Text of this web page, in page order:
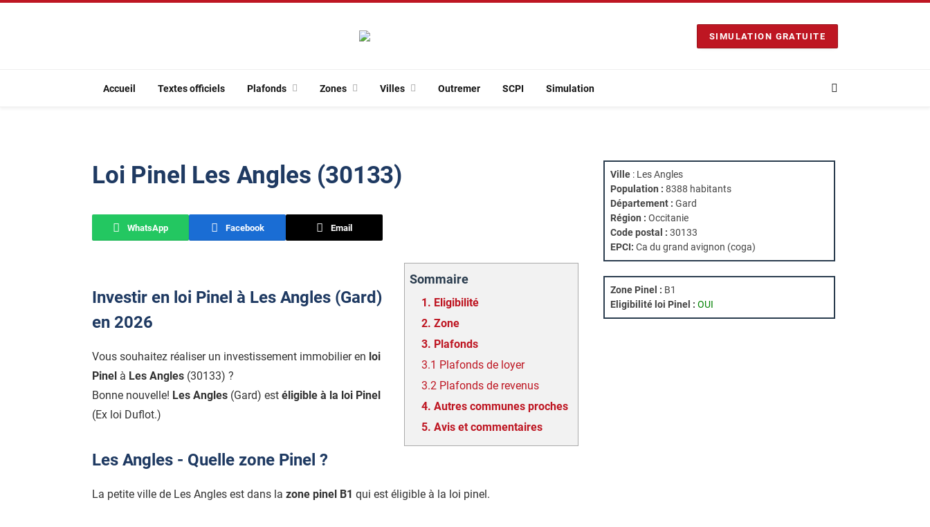
SIMULATION GRATUITE
Accueil Textes officiels Plafonds Zones Villes Outremer SCPI Simulation
Loi Pinel Les Angles (30133)
WhatsApp Facebook Email
Sommaire
1. Eligibilité
2. Zone
3. Plafonds
3.1 Plafonds de loyer
3.2 Plafonds de revenus
4. Autres communes proches
5. Avis et commentaires
Investir en loi Pinel à Les Angles (Gard)
en 2026
Vous souhaitez réaliser un investissement immobilier en loi
Pinel à Les Angles (30133) ?
Bonne nouvelle! Les Angles (Gard) est éligible à la loi Pinel
(Ex loi Duflot.)
Les Angles - Quelle zone Pinel ?
La petite ville de Les Angles est dans la zone pinel B1 qui est éligible à la loi pinel.
Ville : Les Angles
Population : 8388 habitants
Département : Gard
Région : Occitanie
Code postal : 30133
EPCI: Ca du grand avignon (coga)
Zone Pinel : B1
Eligibilité loi Pinel : OUI